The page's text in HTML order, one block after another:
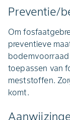
Preventie/
Om
preventieve
toepassen van
meststoffen.
komt.